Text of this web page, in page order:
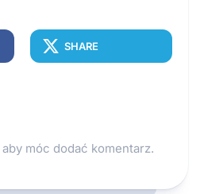
SHARE
aby móc dodać komentarz.